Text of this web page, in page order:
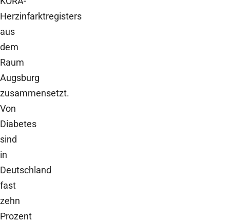
Herzinfarktregisters
aus
dem
Raum
Augsburg
zusammensetzt.
Von
Diabetes
sind
in
Deutschland
fast
zehn
Prozent